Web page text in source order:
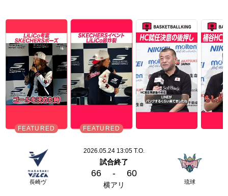
長崎ヴ
2026.05.24 13:05 T.O.
試合終了
66 - 60
横アリ 琉球